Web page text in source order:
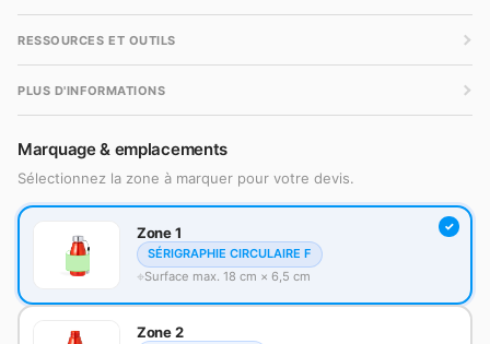
RESSOURCES ET OUTILS
PLUS D'INFORMATIONS
Marquage & emplacements
Sélectionnez la zone à marquer pour votre devis.
Zone 1
SÉRIGRAPHIE CIRCULAIRE F
Surface max. 18 cm × 6,5 cm
Zone 2